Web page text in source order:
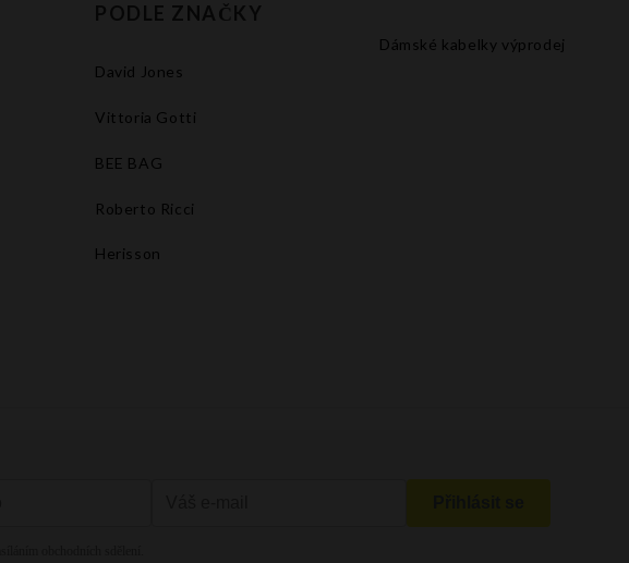
PODLE ZNAČKY
David Jones
Vittoria Gotti
BEE BAG
Roberto Ricci
Herisson
Dámské kabelky výprodej